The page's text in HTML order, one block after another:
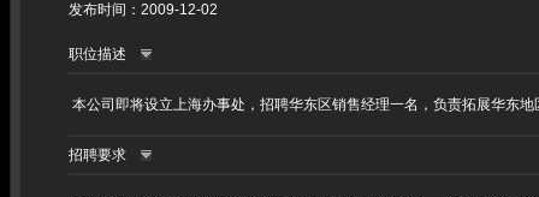
发布时间：2009-12-02
职位描述
本公司即将设立上海办事处，招聘华东区销售经理一名，负责拓展华东地
招聘要求